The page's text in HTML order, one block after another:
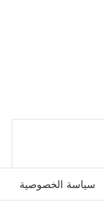
سياسة الخصوصية